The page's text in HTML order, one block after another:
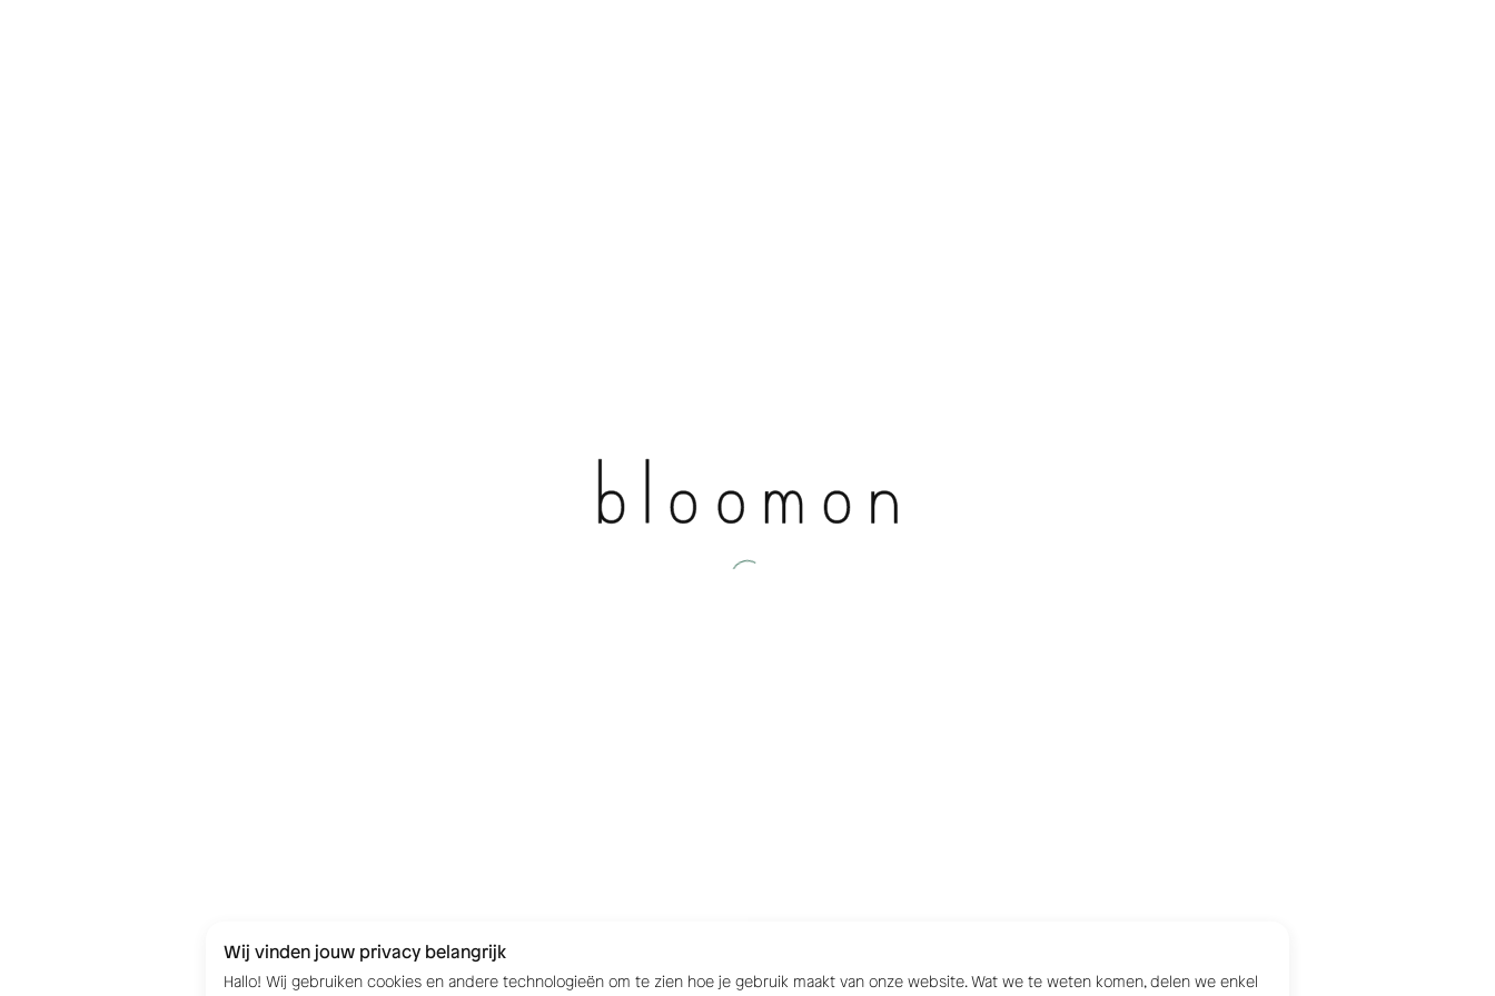
Wij vinden jouw privacy belangrijk
Hallo! Wij gebruiken cookies en andere technologieën om te zien hoe je gebruik maakt van onze website. Wat we te weten komen, delen we enkel